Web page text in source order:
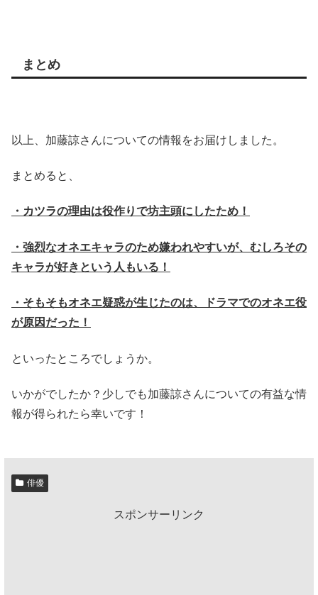
まとめ
以上、加藤諒さんについての情報をお届けしました。
まとめると、
・カツラの理由は役作りで坊主頭にしたため！
・強烈なオネエキャラのため嫌われやすいが、むしろその
キャラが好きという人もいる！
・そもそもオネエ疑惑が生じたのは、ドラマでのオネエ役
が原因だった！
といったところでしょうか。
いかがでしたか？少しでも加藤諒さんについての有益な情
報が得られたら幸いです！
俳優
スポンサーリンク